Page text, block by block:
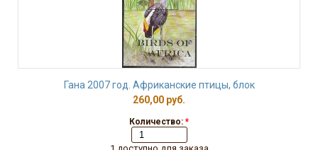
Гана 2007 год. Африканские птицы, блок
260,00 руб.
Количество: *